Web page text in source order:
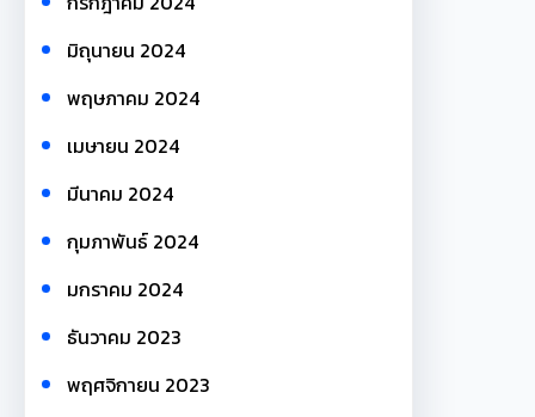
มิถุนายน 2024
พฤษภาคม 2024
เมษายน 2024
มีนาคม 2024
กุมภาพันธ์ 2024
มกราคม 2024
ธันวาคม 2023
พฤศจิกายน 2023